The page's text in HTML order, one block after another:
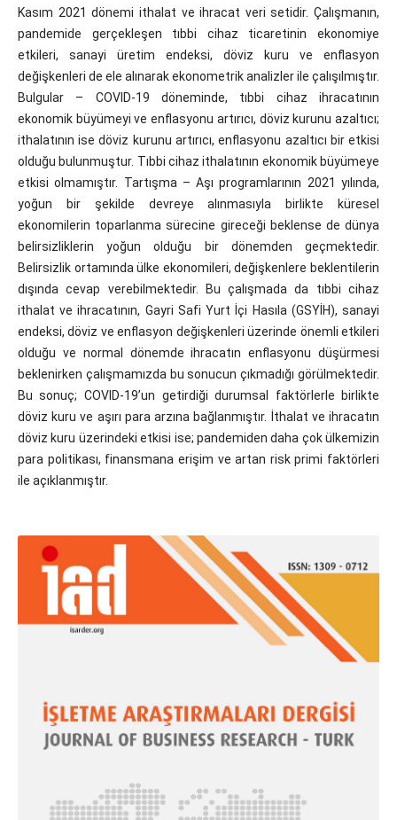
Kasım 2021 dönemi ithalat ve ihracat veri setidir. Çalışmanın,
pandemide gerçekleşen tıbbi cihaz ticaretinin ekonomiye
etkileri, sanayi üretim endeksi, döviz kuru ve enflasyon
değişkenleri de ele alınarak ekonometrik analizler ile çalışılmıştır.
Bulgular – COVID-19 döneminde, tıbbi cihaz ihracatının
ekonomik büyümeyi ve enflasyonu artırıcı, döviz kurunu azaltıcı;
ithalatının ise döviz kurunu artırıcı, enflasyonu azaltıcı bir etkisi
olduğu bulunmuştur. Tıbbi cihaz ithalatının ekonomik büyümeye
etkisi olmamıştır. Tartışma – Aşı programlarının 2021 yılında,
yoğun bir şekilde devreye alınmasıyla birlikte küresel
ekonomilerin toparlanma sürecine gireceği beklense de dünya
belirsizliklerin yoğun olduğu bir dönemden geçmektedir.
Belirsizlik ortamında ülke ekonomileri, değişkenlere beklentilerin
dışında cevap verebilmektedir. Bu çalışmada da tıbbi cihaz
ithalat ve ihracatının, Gayri Safi Yurt İçi Hasıla (GSYİH), sanayi
endeksi, döviz ve enflasyon değişkenleri üzerinde önemli etkileri
olduğu ve normal dönemde ihracatın enflasyonu düşürmesi
beklenirken çalışmamızda bu sonucun çıkmadığı görülmektedir.
Bu sonuç; COVID-19’un getirdiği durumsal faktörlerle birlikte
döviz kuru ve aşırı para arzına bağlanmıştır. İthalat ve ihracatın
döviz kuru üzerindeki etkisi ise; pandemiden daha çok ülkemizin
para politikası, finansmana erişim ve artan risk primi faktörleri
ile açıklanmıştır.